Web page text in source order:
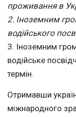
проживання в
2. Іноземним
водійського
3. Іноземним
водійське
термін.
Отримавши
міжнародного